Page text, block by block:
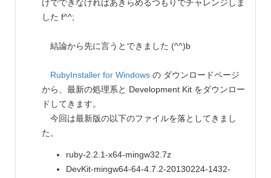
けでできなければあきらめるつもりでチャレンジしま
した f^^;
結論から先に言うとできました (^^)b
RubyInstaller for Windows の ダウンロードページ
から、最新の処理系と Development Kit をダウンロー
ドしてきます。
今回は最新版の以下のファイルを落としてきまし
た。
ruby-2.2.1-x64-mingw32.7z
DevKit-mingw64-64-4.7.2-20130224-1432-